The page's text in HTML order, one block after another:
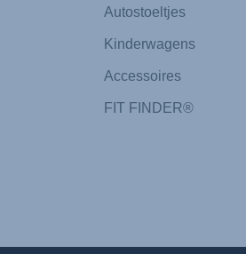
Autostoeltjes
Kinderwagens
Accessoires
FIT FINDER®